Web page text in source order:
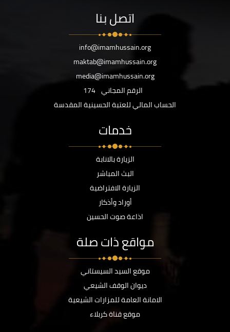
اتصل بنا
info@imamhussain.org
maktab@imamhussain.org
media@imamhussain.org
الرقم المجاني 174
الحساب المالي للعتبة الحسينية المقدسة
خدمات
الزيارة بالانابة
البث المباشر
الزيارة الافتراضية
أوراد وأذكار
اذاعة صوت الحسين
مواقع ذات صلة
موقع السيد السيستاني
ديوان الوقف الشيعي
الامانة العامة للمزارات الشيعية
موقع قناة كربلاء